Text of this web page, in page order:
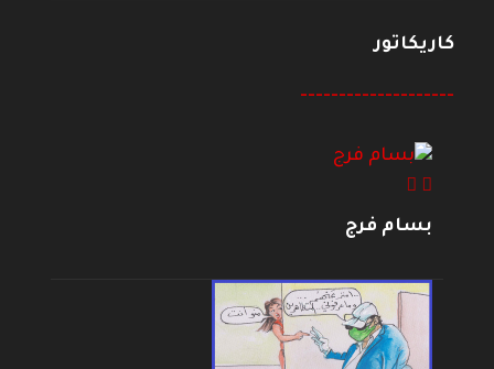
كاريكاتور
--------------------
بسام فرج